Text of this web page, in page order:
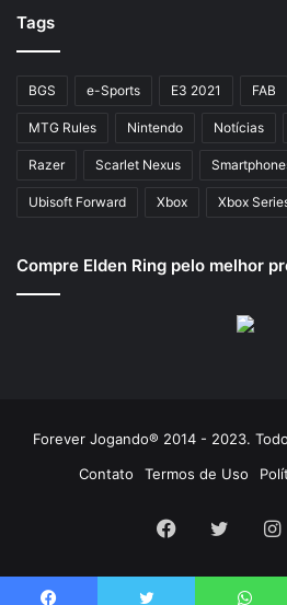
Tags
BGS e-Sports E3 2021 FAB
MTG Rules Nintendo Notícias
Razer Scarlet Nexus
Ubisoft Forward Xbox Xbox
Compre Elden Ring pelo melhor
Forever Jogando® 2014 - 2023.
Contato
Termos de Uso
Facebook
Twitter